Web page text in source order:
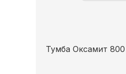
Тумба Оксамит 800